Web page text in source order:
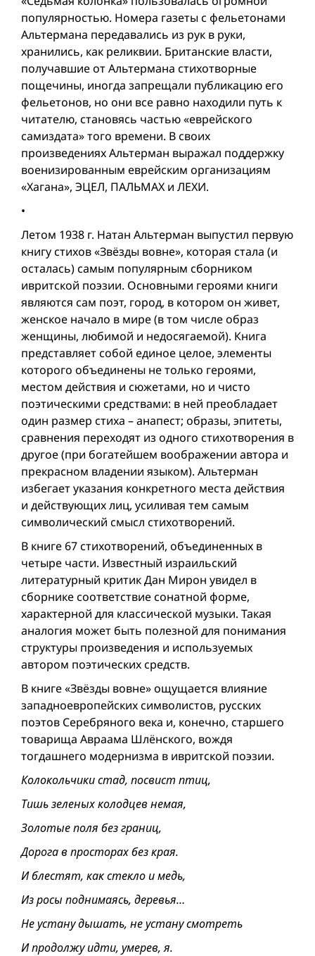
популярностью. Номера газеты с фельетонами
Альтермана передавались из рук в руки,
хранились, как реликвии. Британские власти,
получавшие от Альтермана стихотворные
пощечины, иногда запрещали публикацию его
фельетонов, но они все равно находили путь к
читателю, становясь частью «еврейского
самиздата» того времени. В своих
произведениях Альтерман выражал поддержку
военизированным еврейским организациям
«Хагана», ЭЦЕЛ, ПАЛЬМАХ и ЛЕХИ.
•
Летом 1938 г. Натан Альтерман выпустил первую
книгу стихов «Звёзды вовне», которая стала (и
осталась) самым популярным сборником
ивритской поэзии. Основными героями книги
являются сам поэт, город, в котором он живет,
женское начало в мире (в том числе образ
женщины, любимой и недосягаемой). Книга
представляет собой единое целое, элементы
которого объединены не только героями,
местом действия и сюжетами, но и чисто
поэтическими средствами: в ней преобладает
один размер стиха – анапест; образы, эпитеты,
сравнения переходят из одного стихо­творения в
другое (при богатейшем воображении автора и
прекрасном владении языком). Альтерман
избегает указания конкретного места действия
и действующих лиц, усиливая тем самым
символический смысл стихотворений.
В книге 67 стихотворений, объединенных в
четыре части. Известный израильский
литературный критик Дан Мирон увидел в
сборнике соответствие сонатной форме,
характерной для классической музыки. Такая
аналогия может быть полезной для понимания
структуры произведения и используемых
автором поэтических средств.
В книге «Звёзды вовне» ощущается влияние
западноевропейских символистов, русских
поэтов Серебряного века и, конечно, старшего
товарища Авраама Шлёнского, вождя
тогдашнего модернизма в ивритской поэзии.
Колокольчики стад, посвист птиц,
Тишь зеленых колодцев немая,
Золотые поля без границ,
Дорога в просторах без края.
И блестят, как стекло и медь,
Из росы поднимаясь, деревья…
Не устану дышать, не устану смотреть
И продолжу идти, умерев, я.